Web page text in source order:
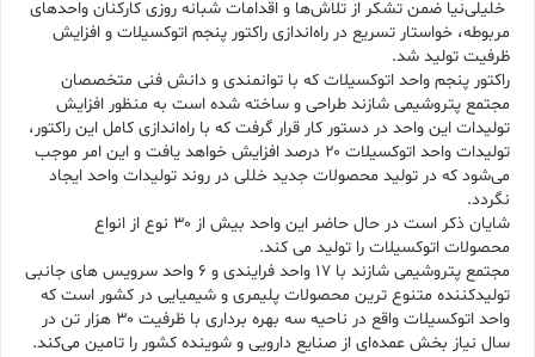
خلیلی‌نیا ضمن تشکر از تلاش‌ها و اقدامات شبانه روزی کارکنان واحدهای
مربوطه، خواستار تسریع در راه‌اندازی راکتور پنجم اتوکسیلات و افزایش
ظرفیت تولید شد.
راکتور پنجم واحد اتوکسیلات که با توانمندی و دانش فنی متخصصان
مجتمع پتروشیمی شازند طراحی و ساخته شده است به منظور افزایش
تولیدات این واحد در دستور کار قرار گرفت که با راه‌اندازی کامل این راکتور،
تولیدات واحد اتوکسیلات ۲۰ درصد افزایش خواهد یافت و این امر موجب
می‌شود که در تولید محصولات جدید خللی در روند تولیدات واحد ایجاد
نگردد.
شایان ذکر است در حال حاضر این واحد بیش از ۳۰ نوع از انواع
محصولات اتوکسیلات را تولید می کند.
مجتمع پتروشیمی شازند با ۱۷ واحد فرایندی و ۶ واحد سرویس های جانبی
تولیدکننده متنوع ترین محصولات پلیمری و شیمیایی در کشور است که
واحد اتوکسیلات واقع در ناحیه سه بهره برداری با ظرفیت ۳۰ هزار تن در
سال نیاز بخش عمده‌ای از صنایع دارویی و شوینده کشور را تامین می‌کند.